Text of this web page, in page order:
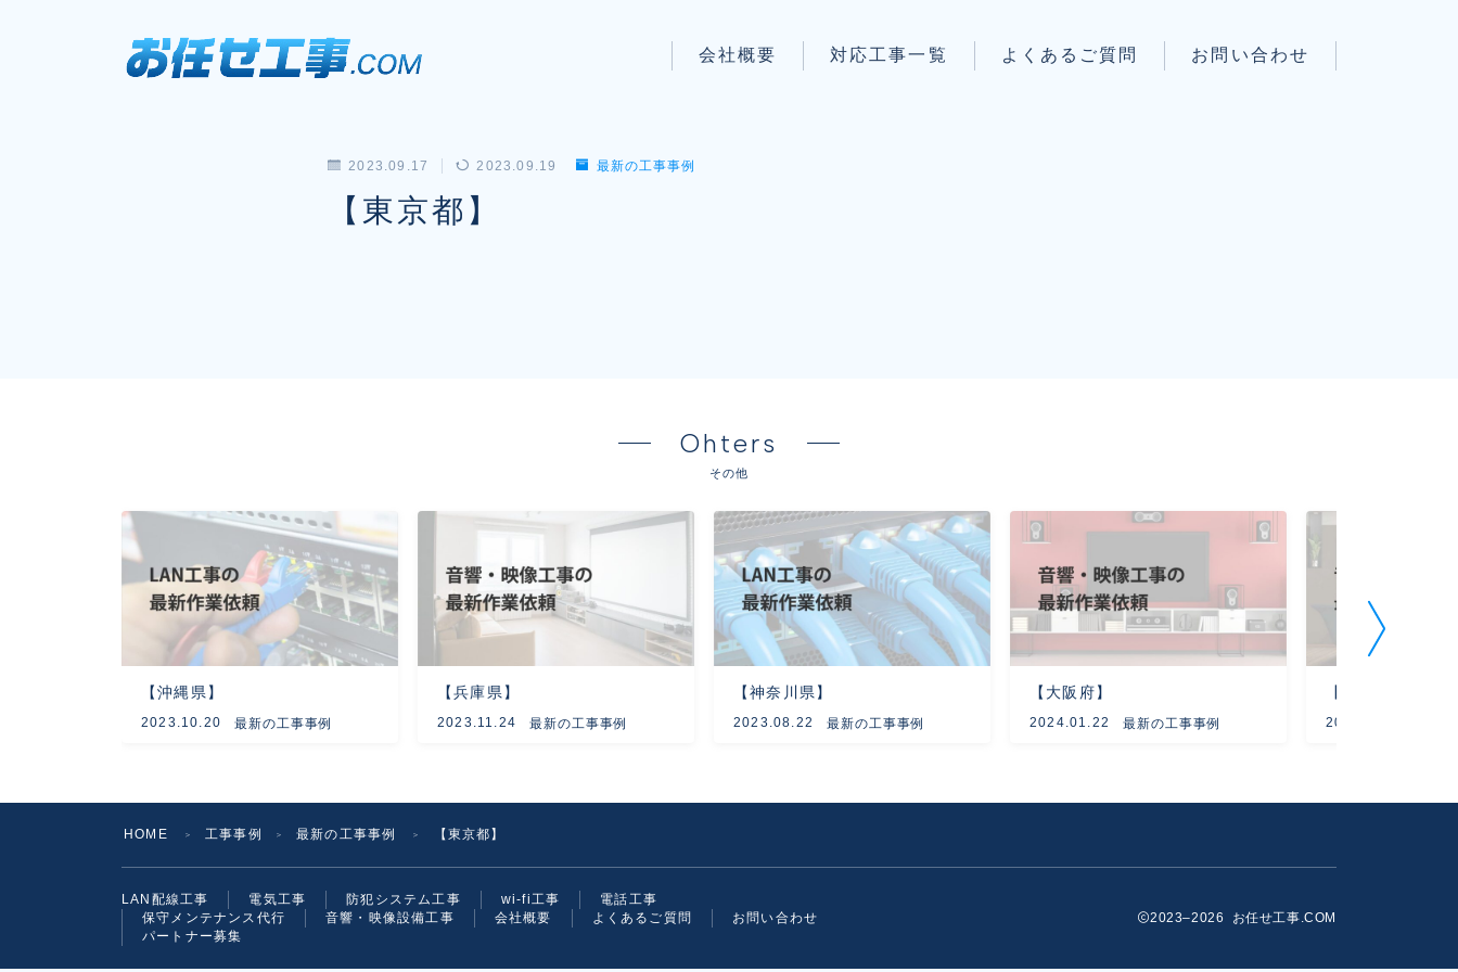
会社概要 対応工事一覧 よくあるご質問 お問い合わせ
2023.09.17 2023.09.19 最新の工事事例
【東京都】
Ohters
その他
【沖縄県】
2023.10.20 最新の工事事例
【兵庫県】
2023.11.24 最新の工事事例
【神奈川県】
2023.08.22 最新の工事事例
【大阪府】
2024.01.22 最新の工事事例 2023.06.07
HOME ＞ 工事事例 ＞ 最新の工事事例 ＞ 【東京都】
LAN配線工事 電気工事 防犯システム工事 wi-fi工事
電話工事
保守メンテナンス代行
音響・映像設備工事 会社概要 よくあるご質問
お問い合わせ
パートナー募集
2023–2026 お任せ工事.COM